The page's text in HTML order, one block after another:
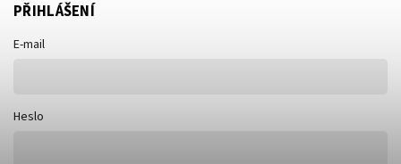
PŘIHLÁŠENÍ
E-mail
Heslo